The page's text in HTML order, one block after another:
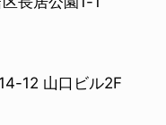
12 山口ビル2F